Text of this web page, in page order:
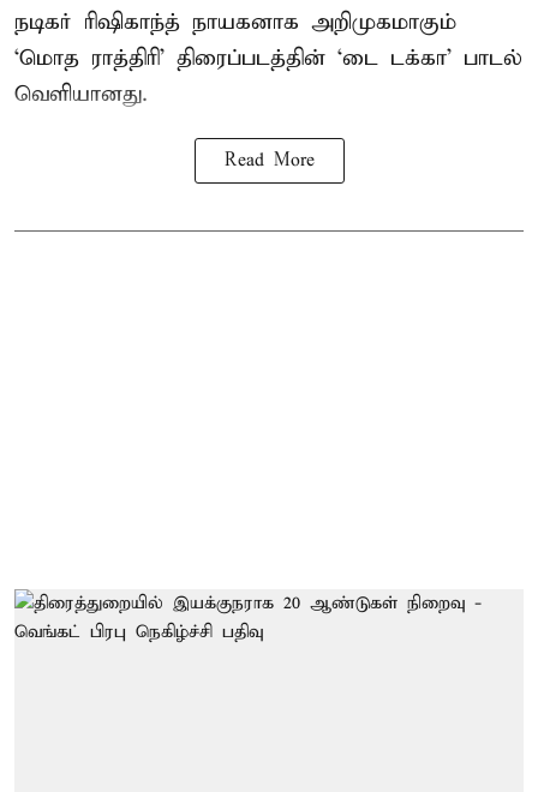
நடிகர் ரிஷிகாந்த் நாயகனாக அறிமுகமாகும்
‘மொத ராத்திரி’ திரைப்படத்தின் ‘டை டக்கா’ பாடல்
வெளியானது.
Read More